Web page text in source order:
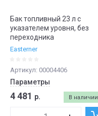
Бак топливный 23 л с
указателем уровня, без
переходника
Easterner
Артикул: 00004406
Параметры
В наличии
4 481 р.